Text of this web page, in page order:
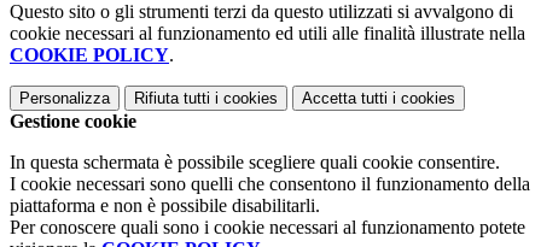
Questo sito o gli strumenti terzi da questo utilizzati si avvalgono di
cookie necessari al funzionamento ed utili alle finalità illustrate nella
COOKIE POLICY.
Personalizza Rifiuta tutti i cookies Accetta tutti i cookies
Gestione cookie
In questa schermata è possibile scegliere quali cookie consentire.
I cookie necessari sono quelli che consentono il funzionamento della
piattaforma e non è possibile disabilitarli.
Per conoscere quali sono i cookie necessari al funzionamento potete